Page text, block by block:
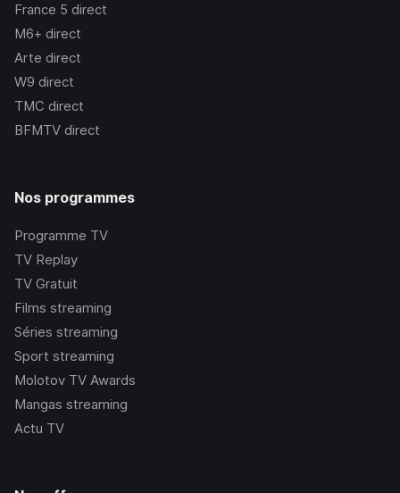
France 5 direct
M6+ direct
Arte direct
W9 direct
TMC direct
BFMTV direct
Nos programmes
Programme TV
TV Replay
TV Gratuit
Films streaming
Séries streaming
Sport streaming
Molotov TV Awards
Mangas streaming
Actu TV